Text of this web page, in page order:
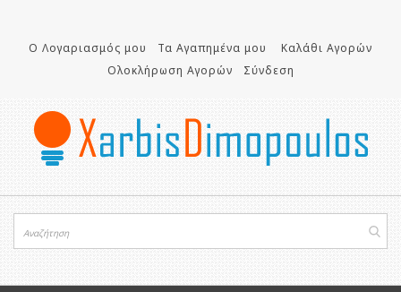
περιεχόμενο
Ο Λογαριασμός μου Τα Αγαπημένα μου
Καλάθι Αγορών
Ολοκλήρωση Αγορών
Σύνδεση